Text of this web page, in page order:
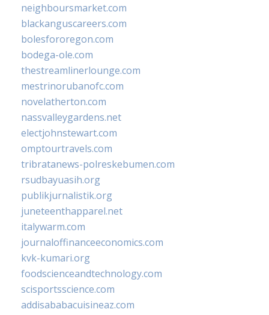
neighboursmarket.com
blackanguscareers.com
bolesfororegon.com
bodega-ole.com
thestreamlinerlounge.com
mestrinorubanofc.com
novelatherton.com
nassvalleygardens.net
electjohnstewart.com
omptourtravels.com
tribratanews-polreskebumen.com
rsudbayuasih.org
publikjurnalistik.org
juneteenthapparel.net
italywarm.com
journaloffinanceeconomics.com
kvk-kumari.org
foodscienceandtechnology.com
scisportsscience.com
addisababacuisineaz.com